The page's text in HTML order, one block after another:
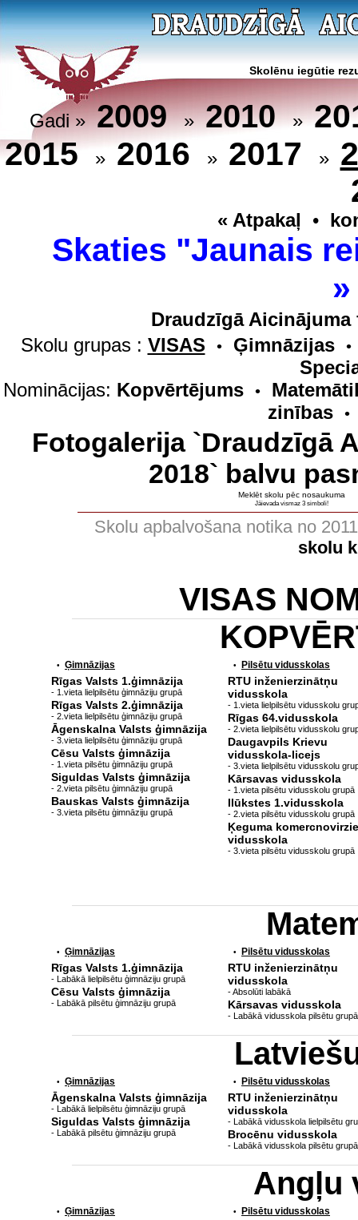
Skolēnu iegūtie
Gadi »2009 »2010 »
2015
» 2016 » 2017 »
« Atpakaļ •
Skaties "Jaunais
Draudzīgā
Skolu grupas : VISAS • Ģimnāzijas •
Nominācijas: Kopvērtējums •
zinības
•
Fotogalerija `Draudzīgā
2018` balvu
Meklēt skolu pēc nosaukuma
Jāievada vismaz 3 simboli!
Skolu apbalvošana notika no
skolu
VISAS
• Ģimnāzijas
Rīgas Valsts 1.ģimnāzija
- 1.vieta lielpilsētu ģimnāziju grupā
Rīgas Valsts 2.ģimnāzija
- 2.vieta lielpilsētu ģimnāziju grupā
Āgenskalna Valsts ģimnāzija
- 3.vieta lielpilsētu ģimnāziju grupā
Cēsu Valsts ģimnāzija
- 1.vieta pilsētu ģimnāziju grupā
Siguldas Valsts ģimnāzija
- 2.vieta pilsētu ģimnāziju grupā
Bauskas Valsts ģimnāzija
- 3.vieta pilsētu ģimnāziju grupā
• Pilsētu vidusskolas
RTU inženierzinātņu
vidusskola
- 1.vieta lielpilsētu vidusskolu
Rīgas 64.vidusskola
- 2.vieta lielpilsētu vidusskolu
Daugavpils Krievu
vidusskola-licejs
- 3.vieta lielpilsētu vidusskolu
Kārsavas vidusskola
- 1.vieta pilsētu vidusskolu grupā
Ilūkstes 1.vidusskola
- 2.vieta pilsētu vidusskolu grupā
Ķeguma
vidusskola
- 3.vieta pilsētu vidusskolu grupā
• Ģimnāzijas
Rīgas Valsts 1.ģimnāzija
- Labākā lielpilsētu ģimnāziju grupā
Cēsu Valsts ģimnāzija
- Labākā pilsētu ģimnāziju grupā
• Pilsētu vidusskolas
RTU inženierzinātņu
vidusskola
- Absolūti labākā
Kārsavas vidusskola
- Labākā vidusskola pilsētu grupā
• Ģimnāzijas
Āgenskalna Valsts ģimnāzija
- Labākā lielpilsētu ģimnāziju grupā
Siguldas Valsts ģimnāzija
- Labākā pilsētu ģimnāziju grupā
• Pilsētu vidusskolas
RTU inženierzinātņu
vidusskola
- Labākā vidusskola lielpilsētu
Brocēnu vidusskola
- Labākā vidusskola pilsētu grupā
Angļu
• Ģimnāzijas • Pilsētu vidusskolas